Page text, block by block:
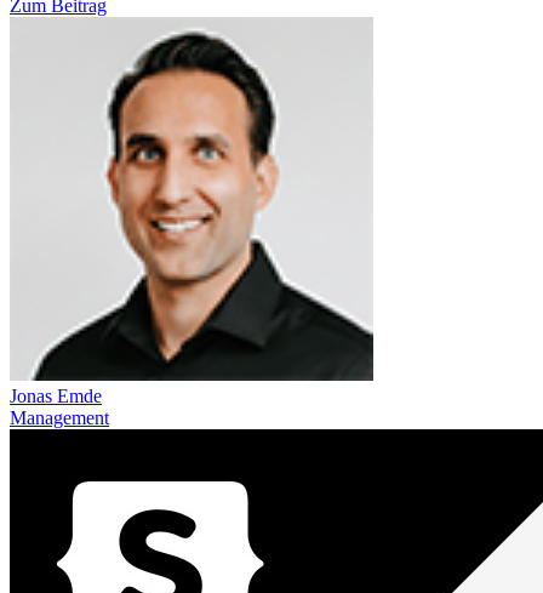
Zum Beitrag
Jonas Emde
Management